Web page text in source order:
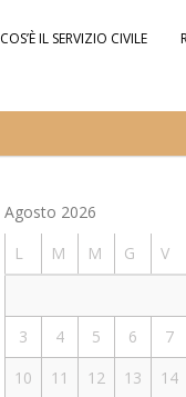
COS’È IL SERVIZIO CIVILE
Agosto 2026
L
M M G V
3
4 5 6 7
10
11 12 13 14